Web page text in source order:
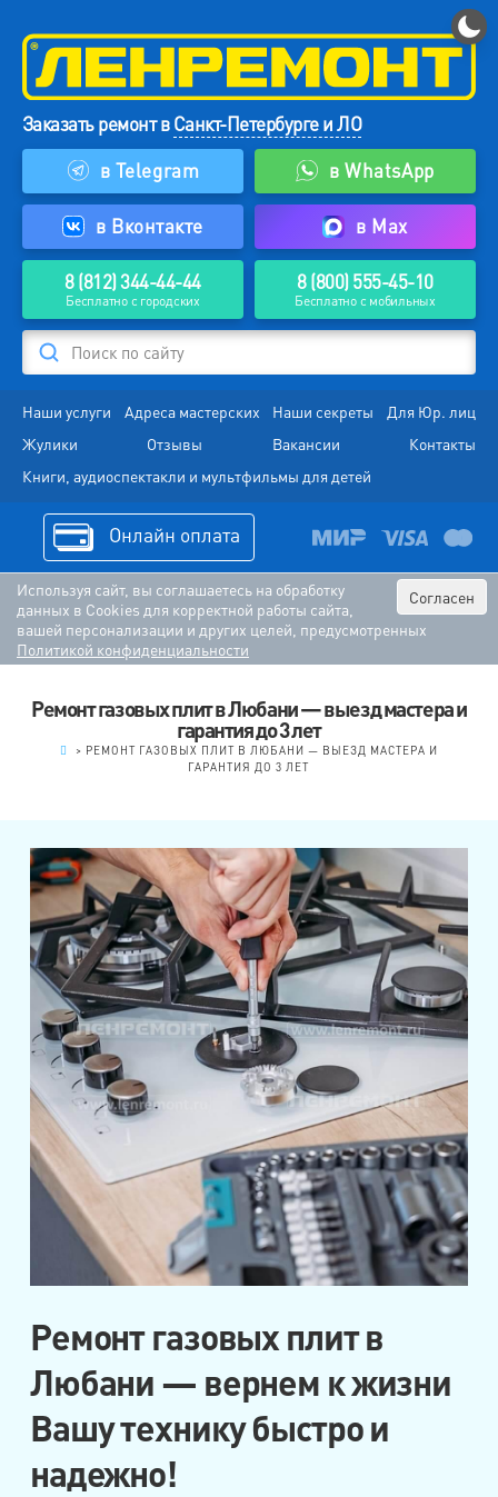
Заказать ремонт вСанкт-Петербурге и ЛО
в Telegram
в WhatsApp
в Вконтакте в Max
8 (812) 344-44-44
Бесплатно с городских
8 (800) 555-45-10
Бесплатно с мобильных
Поиск по сайту
Наши услуги Адреса мастерских Наши секреты
Для Юр. лиц
Жулики
Отзывы Вакансии
Контакты
Книги, аудиоспектакли и мультфильмы для детей
Онлайн оплата
Согласен
Используя сайт, вы соглашаетесь на обработку
данных в Cookies для корректной работы сайта,
вашей персонализации и других целей, предусмотренных
Политикой конфиденциальности
Ремонт газовых плит в Любани — выезд мастера и
гарантия до 3 лет
> РЕМОНТ ГАЗОВЫХ ПЛИТ В ЛЮБАНИ — ВЫЕЗД МАСТЕРА И
ГАРАНТИЯ ДО 3 ЛЕТ
Ремонт газовых плит в
Любани — вернем к жизни
Вашу технику быстро и
надежно!